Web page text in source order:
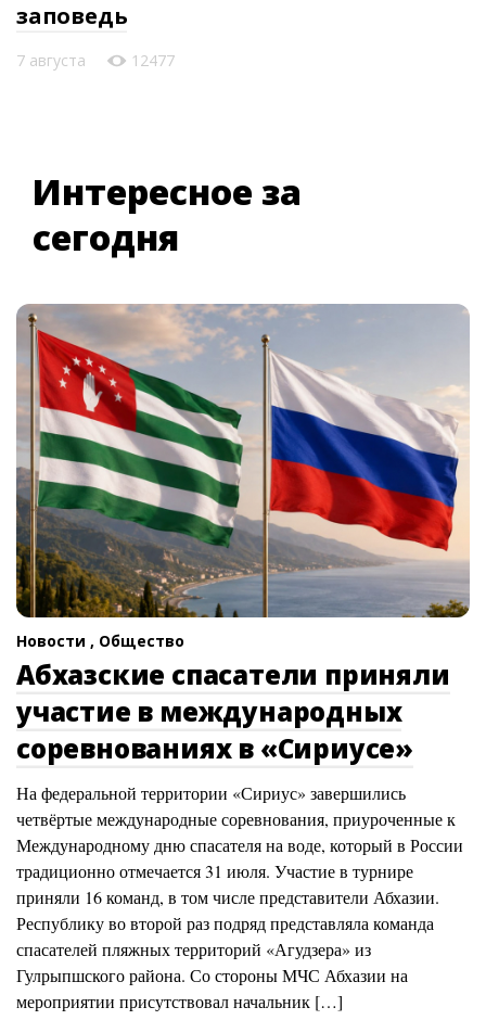
заповедь
7 августа 12477
Интересное за
сегодня
Новости , Общество
Абхазские спасатели приняли
участие в международных
соревнованиях в «Сириусе»
На федеральной территории «Сириус» завершились
четвёртые международные соревнования, приуроченные к
Международному дню спасателя на воде, который в России
традиционно отмечается 31 июля. Участие в турнире
приняли 16 команд, в том числе представители Абхазии.
Республику во второй раз подряд представляла команда
спасателей пляжных территорий «Агудзера» из
Гулрыпшского района. Со стороны МЧС Абхазии на
мероприятии присутствовал начальник […]